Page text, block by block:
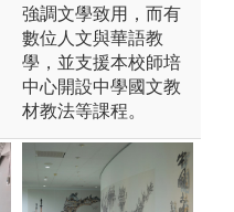
強調文學致用，而有
數位人文與華語教
學，並支援本校師培
中心開設中學國文教
材教法等課程。